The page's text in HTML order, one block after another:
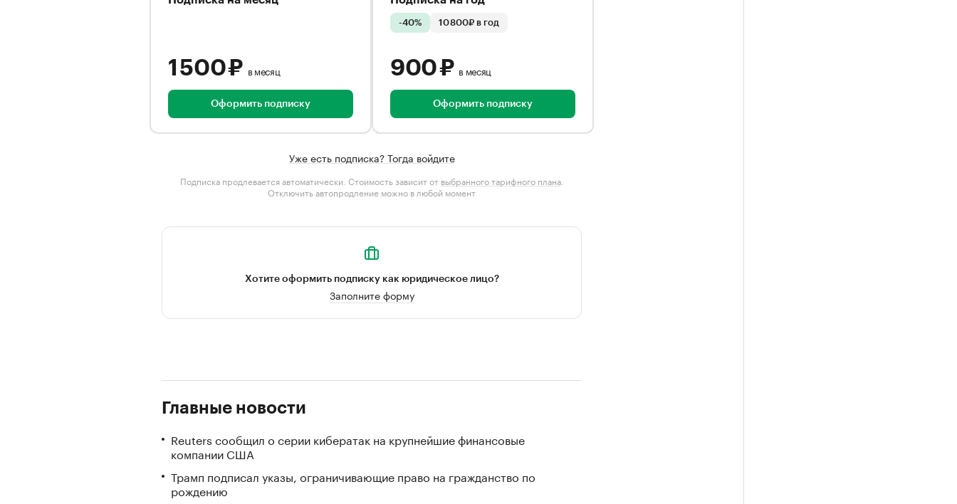
1 500 ₽ в месяц
Оформить подписку
-40% 10 800₽ в год
900 ₽ в месяц
Оформить подписку
Уже есть подписка? Тогда войдите
Подписка продлевается автоматически. Стоимость зависит от выбранного тарифного плана.
Отключить автопродление можно в любой момент
Хотите оформить подписку как юридическое лицо?
Заполните форму
Главные новости
Reuters сообщил о серии кибератак на крупнейшие финансовые
компании США
Трамп подписал указы, ограничивающие право на гражданство по
рождению